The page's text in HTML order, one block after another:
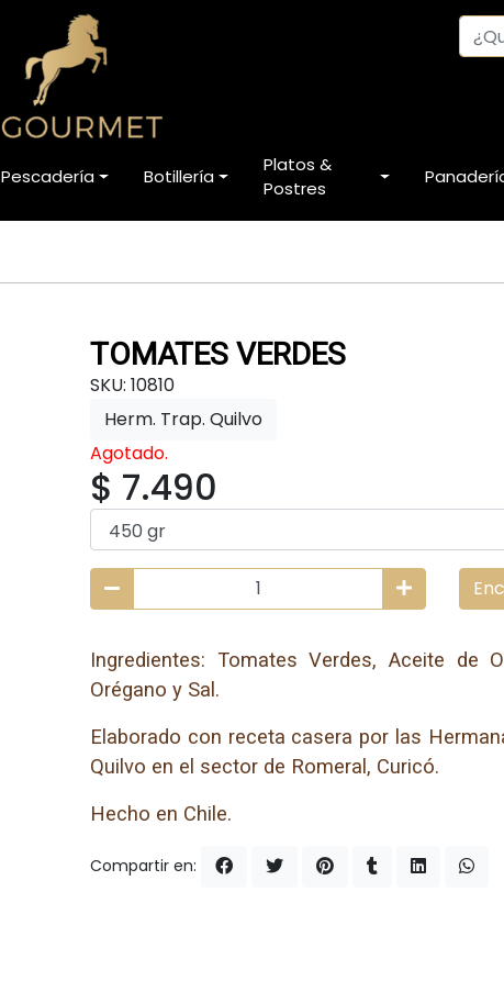
Pescadería Botillería
Platos &
Postres
TOMATES VERDES
SKU: 10810
Herm. Trap. Quilvo
Agotado.
$ 7.490
Ingredientes: Tomates Verdes, Aceite de
Orégano y Sal.
Elaborado con receta casera por las
Quilvo en el sector de Romeral, Curicó.
Hecho en Chile.
Compartir en: